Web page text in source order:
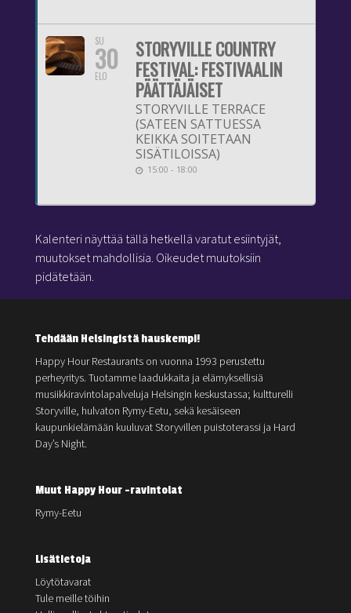
SU
30
ELO
STORYVILLE COUNTRY
FESTIVAL: FESTIVAALIN
PÄÄTTÄJÄISET
STORYVILLE TERRACE
(SATEEN SATTUESSA
KEIKKA SOITETAAN
SISÄTILOISSA)
15:00 - 18:00
Kalenteri näyttää tällä hetkellä varatut esiintyjät,
muutokset mahdollisia. Oikeudet muutoksiin
pidätetään.
Tehdään Helsingistä hauskempi!
Happy Hour Restaurants on vuonna 1993 perustettu
perheyritys. Tuotamme laadukkaita ja elämyksellisiä
musiikkiravintolapalveluja Helsingin keskustassa; kultturelli
Storyville, hulvaton Rymy-Eetu, sekä kesäiseen
kaupunkielämään kuuluvat Storyvillen puistoterassi ja Hard
Day’s Night.
Muut Happy Hour -ravintolat
Rymy-Eetu
Lisätietoja
Löytötavarat
Tule meille töihin